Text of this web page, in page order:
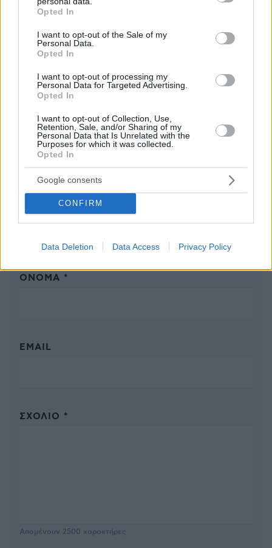
grant or deny consent to Google and its third-party tags to
use your data for below specified purposes in below Google
consent section.
Opted In
I want to opt-out of the Sale of my
Personal Data.
Opted In
I want to opt-out of processing my
Personal Data for Targeted Advertising.
Opted In
I want to opt-out of Collection, Use,
Retention, Sale, and/or Sharing of my
Personal Data that Is Unrelated with the
Purposes for which it was collected.
Opted In
Google consents
CONFIRM
Data Deletion Data Access Privacy Policy
Έχει δικαίωμα ο ληστής στην ληστεία , δικαίωμα στα
εκρηκτικά , δικαίωμα στην διαφυγή . Μόνο τα
φορολογούμενα ζώα ΔΕΝ έχουν δικαίωμα στην
δημόσια τάξη .
ΑΠΑΝΤΗΣΗ
Θεοχάρης
Αστυνομικοί που κλάνουν μέντες μόλις αντικρίσουν
ληστές !
ΑΠΑΝΤΗΣΗ
ΦΟΡΤΩΣΗ ΠΕΡΙΣΣΟΤΕΡΩΝ ΣΧΟΛΙΩΝ
ΠΡΟΣΘΗΚΗ ΣΧΟΛΙΟΥ
ΌΝΟΜΑ *
EMAIL
ΣΧΌΛΙΟ *
Απομένουν 2500 χαρακτήρες